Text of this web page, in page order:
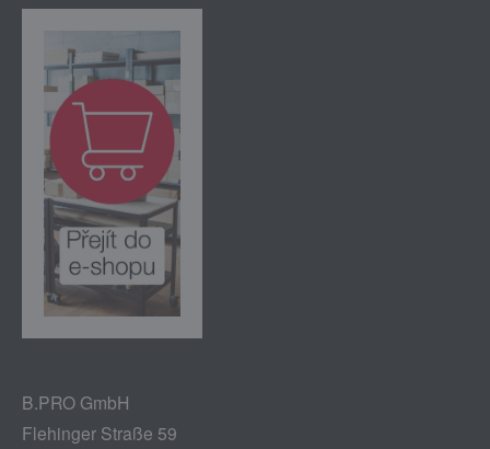
B.PRO GmbH
Flehinger Straße 59